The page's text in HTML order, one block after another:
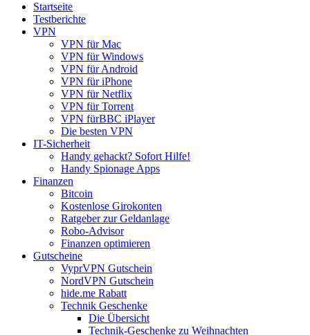
Startseite
Testberichte
VPN
VPN für Mac
VPN für Windows
VPN für Android
VPN für iPhone
VPN für Netflix
VPN für Torrent
VPN fürBBC iPlayer
Die besten VPN
IT-Sicherheit
Handy gehackt? Sofort Hilfe!
Handy Spionage Apps
Finanzen
Bitcoin
Kostenlose Girokonten
Ratgeber zur Geldanlage
Robo-Advisor
Finanzen optimieren
Gutscheine
VyprVPN Gutschein
NordVPN Gutschein
hide.me Rabatt
Technik Geschenke
Die Übersicht
Technik-Geschenke zu Weihnachten